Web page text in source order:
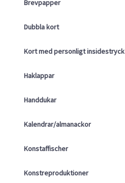
Brevpapper
Dubbla kort
Kort med personligt insidestryck
Haklappar
Handdukar
Kalendrar/almanackor
Konstaffischer
Konstreproduktioner